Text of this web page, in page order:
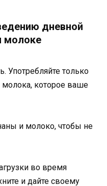
дневной
молоке
Употребляйте только
молока, которое ваше
и молоко, чтобы не
во время
и дайте своему